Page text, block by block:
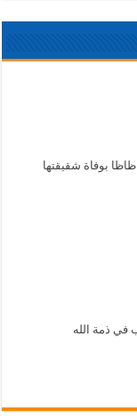
ظاظا بوفاة شقيقتها
في ذمة الله